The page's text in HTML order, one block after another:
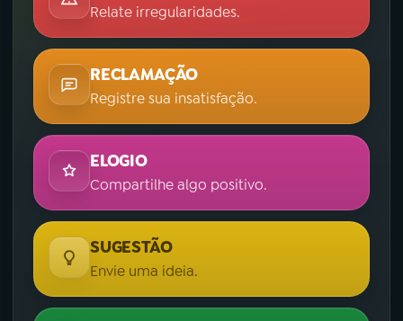
Relate irregularidades.
RECLAMAÇÃO
Registre sua insatisfação.
ELOGIO
Compartilhe algo positivo.
SUGESTÃO
Envie uma ideia.